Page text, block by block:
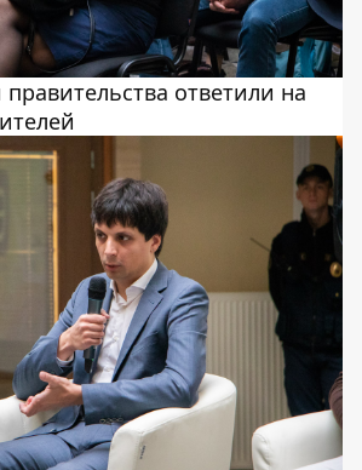
ответили на